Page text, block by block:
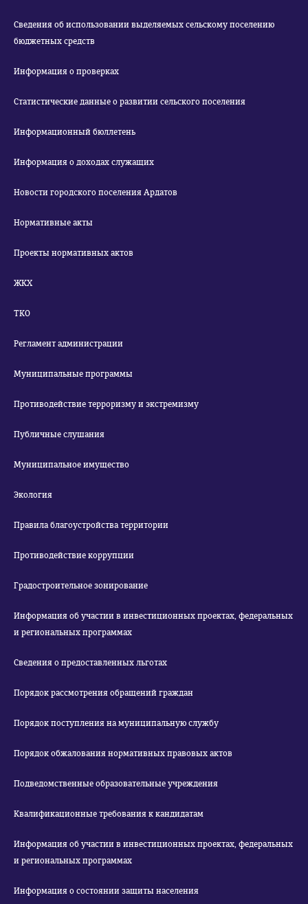
Сведения об использовании выделяемых сельскому поселению
бюджетных средств
Информация о проверках
Статистические данные о развитии сельского поселения
Информационный бюллетень
Информация о доходах служащих
Новости городского поселения Ардатов
Нормативные акты
Проекты нормативных актов
ЖКХ
ТКО
Регламент администрации
Муниципальные программы
Противодействие терроризму и экстремизму
Публичные слушания
Муниципальное имущество
Экология
Правила благоустройства территории
Противодействие коррупции
Градостроительное зонирование
Информация об участии в инвестиционных проектах, федеральных
и региональных программах
Сведения о предоставленных льготах
Порядок рассмотрения обращений граждан
Порядок поступления на муниципальную службу
Порядок обжалования нормативных правовых актов
Подведомственные образовательные учреждения
Квалификационные требования к кандидатам
Информация об участии в инвестиционных проектах, федеральных
и региональных программах
Информация о состоянии защиты населения